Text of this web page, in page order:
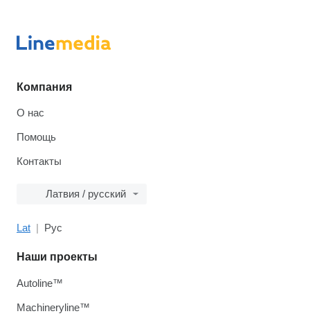
Компания
О нас
Помощь
Контакты
Латвия / русский
Lat Рус
Наши проекты
Autoline™
Machineryline™